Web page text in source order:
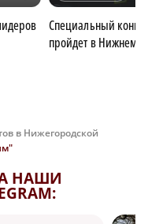
Специальный
пройдет в Нижнем
в Нижегородской
НАШИ